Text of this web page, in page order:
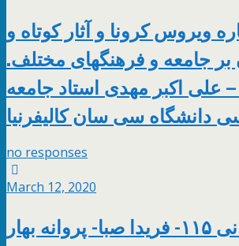
ویروس کرونا و آثار کوتاه و
جامعه و فرهنگهای مختلف.
– علی اکبر مهدی استاد جامعه
دانشگاه سی سان کالیفرنیا
no responses
March 12, 2020
دهکده جهانی ١١۵- فریدا صبا- پروانه بهار